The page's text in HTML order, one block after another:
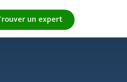
un expert